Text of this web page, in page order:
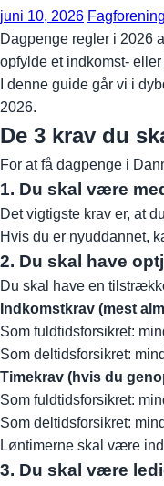
juni 10, 2026
Dagpenge regler i 2026
opfylde et indkomst-
I denne guide går vi i
2026.
De 3 krav du
For at få dagpenge i
1. Du skal være
Det vigtigste krav er, at
Hvis du er nyuddannet,
2. Du skal have
Du skal have en
Indkomstkrav (mest
Som fuldtidsforsikret:
Som deltidsforsikret:
Timekrav (hvis du
Som fuldtidsforsikret:
Som deltidsforsikret:
Løntimerne skal være
3. Du skal være